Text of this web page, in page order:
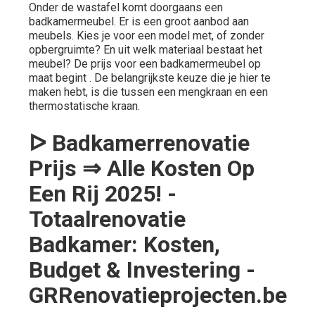
Onder de wastafel komt doorgaans een
badkamermeubel. Er is een groot aanbod aan
meubels. Kies je voor een model met, of zonder
opbergruimte? En uit welk materiaal bestaat het
meubel? De prijs voor een badkamermeubel op
maat begint . De belangrijkste keuze die je hier te
maken hebt, is die tussen een mengkraan en een
thermostatische kraan.
ᐅ Badkamerrenovatie
Prijs ⇒ Alle Kosten Op
Een Rij 2025! -
Totaalrenovatie
Badkamer: Kosten,
Budget & Investering -
GRRenovatieprojecten.be